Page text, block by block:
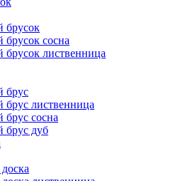
брусок
брусок сосна
брусок лиственница
брус
брус лиственница
брус сосна
брус дуб